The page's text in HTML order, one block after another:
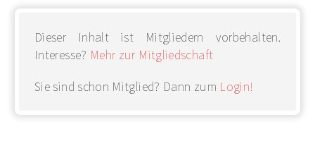
Dieser Inhalt ist Mitgliedern vorbehalten.
Interesse? Mehr zur Mitgliedschaft
Sie sind schon Mitglied? Dann zum Login!